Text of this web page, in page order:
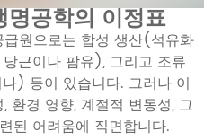
공학의 이정표
원으로는 합성 생산(석유화
근이나 팜유), 그리고 조류
) 등이 있습니다. 그러나 이
환경 영향, 계절적 변동성, 그
된 어려움에 직면합니다.